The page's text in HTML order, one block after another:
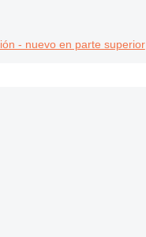
- nuevo en parte superior